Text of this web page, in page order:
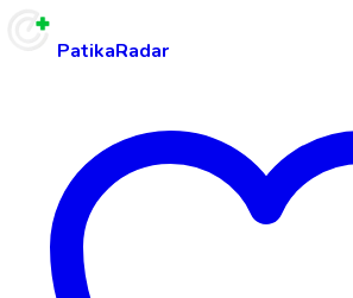
PatikaRadar